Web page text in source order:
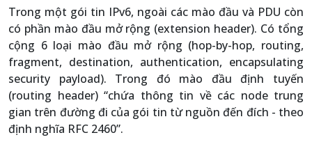
Trong một gói tin IPv6, ngoài các mào đầu và PDU còn
có phần mào đầu mở rộng (extension header). Có tổng
cộng 6 loại mào đầu mở rộng (hop-by-hop, routing,
fragment, destination, authentication, encapsulating
security payload). Trong đó mào đầu định tuyến
(routing header) “chứa thông tin về các node trung
gian trên đường đi của gói tin từ nguồn đến đích - theo
định nghĩa RFC 2460”.